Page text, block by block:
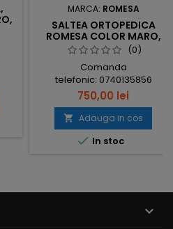
MARCA: ROMESA
SALTEA ORTOPEDICA
ROMESA COLOR MARO,
SPUMA POLIURETANICA +
ARCURI TIP BONNELL, 21CM
GROSIME, FERMITATE MEDIE
(0)
Comanda
telefonic: 0740135856
750,00 lei
 Adauga in cos
 In stoc
